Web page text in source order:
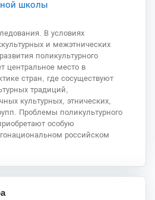
школы
В условиях
и межэтнических
поликультурного
центральное место в
стран, где сосуществуют
традиций,
культурных, этнических,
Проблемы поликультурного
особую
российском